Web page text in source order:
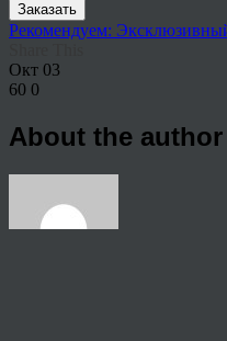
Заказать
Рекомендуем:
Окт 03
60 0
About the author